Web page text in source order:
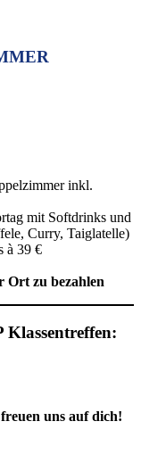
inkl.
mit Softdrinks und
Curry, Taiglatelle)
à 39 €
Ort zu bezahlen
Klassentreffen:
uns auf dich!